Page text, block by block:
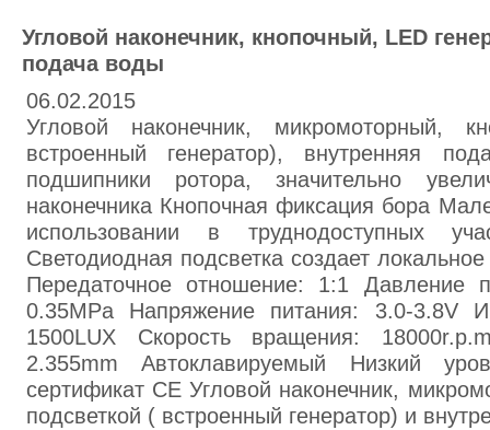
Угловой наконечник, кнопочный, LED
подача воды
06.02.2015
Угловой наконечник, микромоторный,
встроенный генератор), внутренняя
подшипники ротора, значительно
наконечника Кнопочная фиксация бора
использовании в труднодоступных
Светодиодная подсветка создает
Передаточное отношение: 1:1 Давление
0.35MPa Напряжение питания: 3.0-3.8V
1500LUX Скорость вращения:
2.355mm Автоклавируемый Низкий
сертификат CE Угловой наконечник,
подсветкой ( встроенный генератор) и